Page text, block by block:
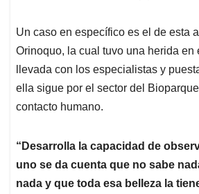
Un caso en específico es el de esta
Orinoquo, la cual tuvo una herida en
llevada con los especialistas y
ella sigue por el sector del
contacto humano.
“Desarrolla la capacidad de
uno se da cuenta que no sabe
nada y que toda esa belleza la